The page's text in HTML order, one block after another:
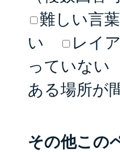
難しい言
い
レイ
っていない
ある場所が
その他この